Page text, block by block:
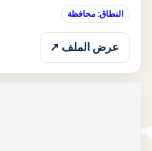
النطاق: محافظة
عرض الملف ↗